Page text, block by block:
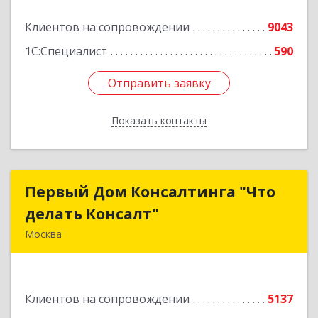
Клиентов на сопровождении
9043
1С:Специалист
590
Отправить заявку
Показать контакты
Отправить заявку
Назад
Первый Дом Консалтинга "Что
делать Консалт"
Москва
Клиентов на сопровождении
5137
Первый Дом Консалтинга "Что